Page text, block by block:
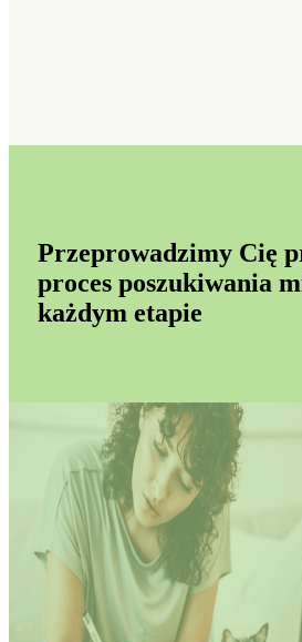
Przeprowadzimy Cię
proces poszukiwania
każdym etapie